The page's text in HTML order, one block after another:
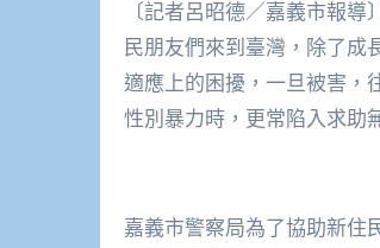
〔記者呂昭德／嘉義市報
民朋友們來到臺灣，除了成
適應上的困擾，一旦被害，
性別暴力時，更常陷入求助
嘉義市警察局為了協助新住